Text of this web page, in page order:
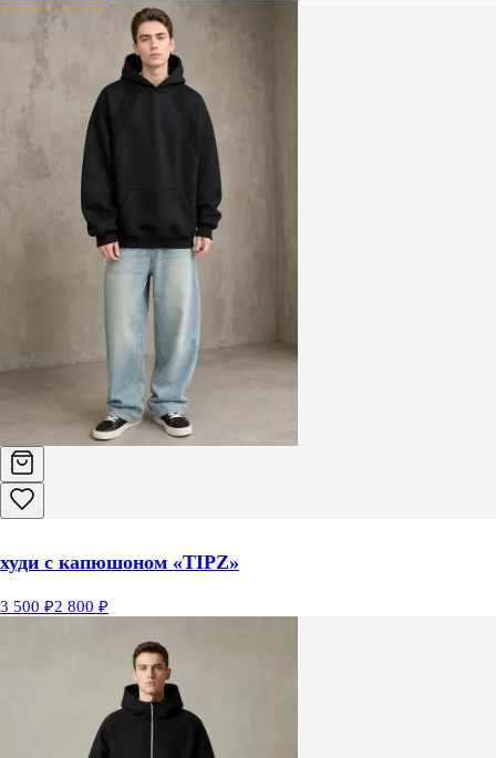
худи с капюшоном «TIPZ»
3 500 ₽2 800 ₽